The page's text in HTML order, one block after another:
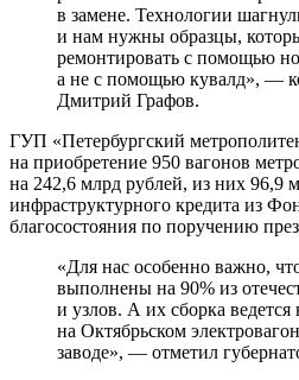
в замене. Технологии
и нам нужны образцы,
ремонтировать с помощью
а не с помощью кувалд», —
Дмитрий Графов.
ГУП «Петербургский
на приобретение 950 вагонов
на 242,6 млрд рублей, из них 96,9
инфраструктурного кредита из
благосостояния по поручению
«Для нас особенно важно,
выполнены на 90% из
и узлов. А их сборка ведется
на Октябрьском
заводе», — отметил